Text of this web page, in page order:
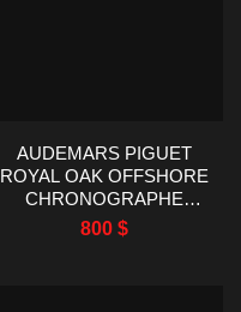
AUDEMARS PIGUET
ROYAL OAK OFFSHORE
CHRONOGRAPHE
26176FO TKF RÉPLIQUE
MONTRE 42MM
800 $